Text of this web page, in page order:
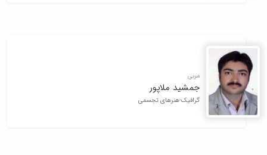
مربی
جمشید ملاپور
گرافیک-هنرهای تجسمی